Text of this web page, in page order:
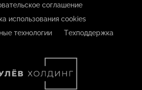
соглашение
использования cookies
технологии
Техподдержка